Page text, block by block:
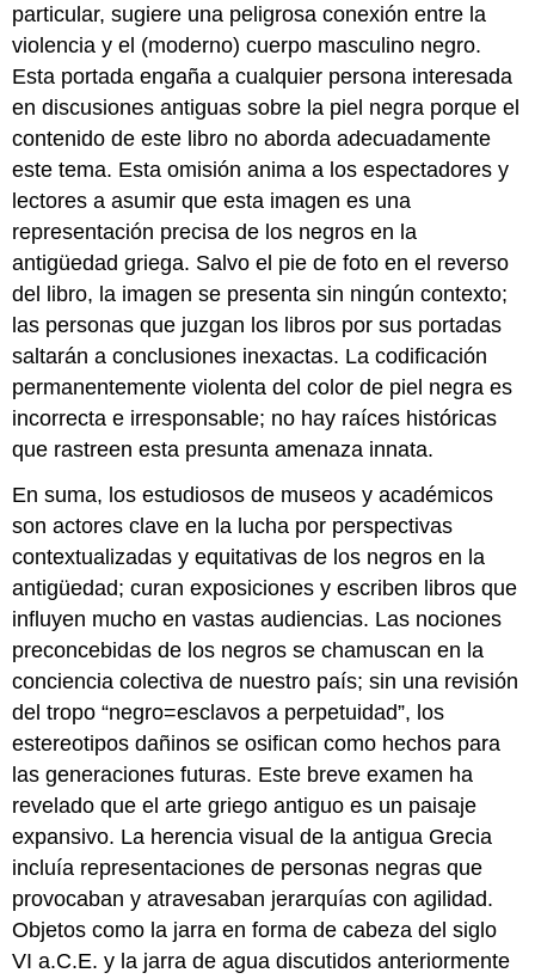
particular, sugiere una peligrosa conexión entre la
violencia y el (moderno) cuerpo masculino negro.
Esta portada engaña a cualquier persona interesada
en discusiones antiguas sobre la piel negra porque el
contenido de este libro no aborda adecuadamente
este tema. Esta omisión anima a los espectadores y
lectores a asumir que esta imagen es una
representación precisa de los negros en la
antigüedad griega. Salvo el pie de foto en el reverso
del libro, la imagen se presenta sin ningún contexto;
las personas que juzgan los libros por sus portadas
saltarán a conclusiones inexactas. La codificación
permanentemente violenta del color de piel negra es
incorrecta e irresponsable; no hay raíces históricas
que rastreen esta presunta amenaza innata.
En suma, los estudiosos de museos y académicos
son actores clave en la lucha por perspectivas
contextualizadas y equitativas de los negros en la
antigüedad; curan exposiciones y escriben libros que
influyen mucho en vastas audiencias. Las nociones
preconcebidas de los negros se chamuscan en la
conciencia colectiva de nuestro país; sin una revisión
del tropo “negro=esclavos a perpetuidad”, los
estereotipos dañinos se osifican como hechos para
las generaciones futuras. Este breve examen ha
revelado que el arte griego antiguo es un paisaje
expansivo. La herencia visual de la antigua Grecia
incluía representaciones de personas negras que
provocaban y atravesaban jerarquías con agilidad.
Objetos como la jarra en forma de cabeza del siglo
VI a.C.E. y la jarra de agua discutidos anteriormente